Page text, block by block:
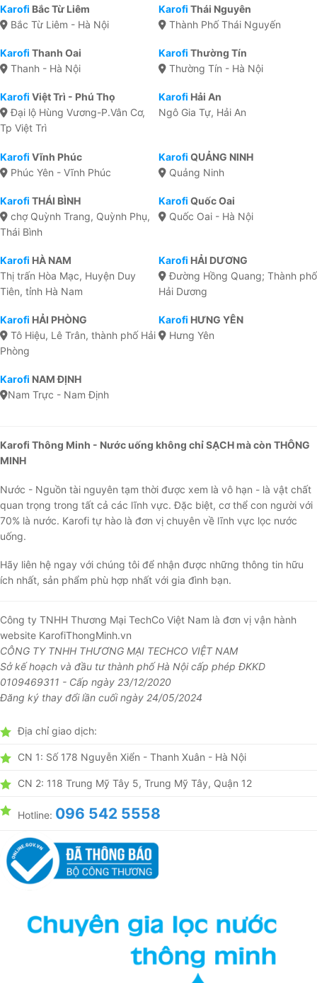
Karofi Bắc Từ Liêm
Bắc Từ Liêm - Hà Nội
Karofi Thái Nguyên
Thành Phố Thái Nguyến
Karofi Thanh Oai
Thanh - Hà Nội
Karofi Thường Tín
Thường Tín - Hà Nội
Karofi Việt Trì - Phú Thọ
Đại lộ Hùng Vương-P.Vân Cơ,
Tp Việt Trì
Karofi Hải An
Ngô Gia Tự, Hải An
Karofi Vĩnh Phúc
Phúc Yên - Vĩnh Phúc
Karofi QUẢNG NINH
Quảng Ninh
Karofi THÁI BÌNH
chợ Quỳnh Trang, Quỳnh Phụ,
Thái Bình
Karofi Quốc Oai
Quốc Oai - Hà Nội
Karofi HÀ NAM
Thị trấn Hòa Mạc, Huyện Duy
Tiên, tỉnh Hà Nam
Karofi HẢI DƯƠNG
Đường Hồng Quang; Thành phố
Hải Dương
Karofi HẢI PHÒNG
Tô Hiệu, Lê Trân, thành phố Hải
Phòng
Karofi HƯNG YÊN
Hưng Yên
Karofi NAM ĐỊNH
Nam Trực - Nam Định
Karofi Thông Minh - Nước uống không chỉ SẠCH mà còn THÔNG
MINH
Nước - Nguồn tài nguyên tạm thời được xem là vô hạn - là vật chất
quan trọng trong tất cả các lĩnh vực. Đặc biệt, cơ thể con người với
70% là nước. Karofi tự hào là đơn vị chuyên về lĩnh vực lọc nước
uống.
Hãy liên hệ ngay với chúng tôi để nhận được những thông tin hữu
ích nhất, sản phẩm phù hợp nhất với gia đình bạn.
Công ty TNHH Thương Mại TechCo Việt Nam là đơn vị vận hành
website KarofiThongMinh.vn
CÔNG TY TNHH THƯƠNG MẠI TECHCO VIỆT NAM
Sở kế hoạch và đầu tư thành phố Hà Nội cấp phép ĐKKD
0109469311 - Cấp ngày 23/12/2020
Đăng ký thay đổi lần cuối ngày 24/05/2024
Địa chỉ giao dịch:
CN 1: Số 178 Nguyễn Xiển - Thanh Xuân - Hà Nội
CN 2: 118 Trung Mỹ Tây 5, Trung Mỹ Tây, Quận 12
Hotline: 096 542 5558